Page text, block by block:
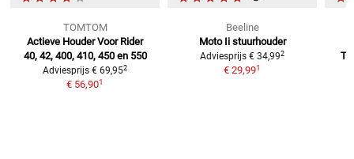
TOMTOM
Actieve Houder Voor Rider
40, 42, 400, 410, 450 en 550
Adviesprijs € 69,952
€ 56,901
Beeline
Moto Ii stuurhouder
Adviesprijs € 34,992
€ 29,991